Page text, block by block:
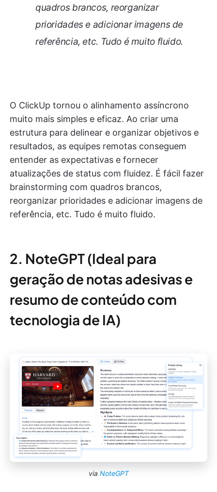
quadros brancos, reorganizar
prioridades e adicionar imagens de
referência, etc. Tudo é muito fluido.
O ClickUp tornou o alinhamento assíncrono
muito mais simples e eficaz. Ao criar uma
estrutura para delinear e organizar objetivos e
resultados, as equipes remotas conseguem
entender as expectativas e fornecer
atualizações de status com fluidez. É fácil fazer
brainstorming com quadros brancos,
reorganizar prioridades e adicionar imagens de
referência, etc. Tudo é muito fluido.
2. NoteGPT (Ideal para
geração de notas adesivas e
resumo de conteúdo com
tecnologia de IA)
via NoteGPT